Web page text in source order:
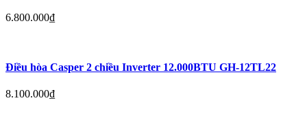
6.800.000₫
Điều hòa Casper 2 chiều Inverter 12.000BTU GH-12TL22
8.100.000₫